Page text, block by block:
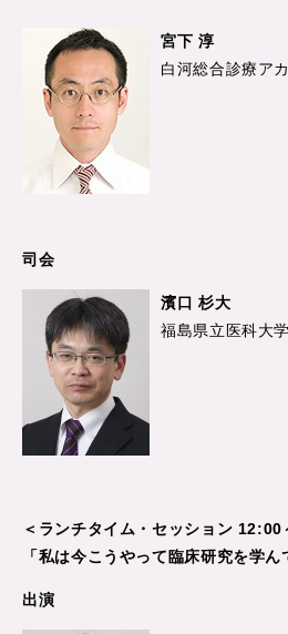
宮下 淳
白河総合診療ア
司会
濱口 杉大
福島県立医科大
＜ランチタイム・セッション 12:00
「私は今こうやって臨床研究を学ん
出演